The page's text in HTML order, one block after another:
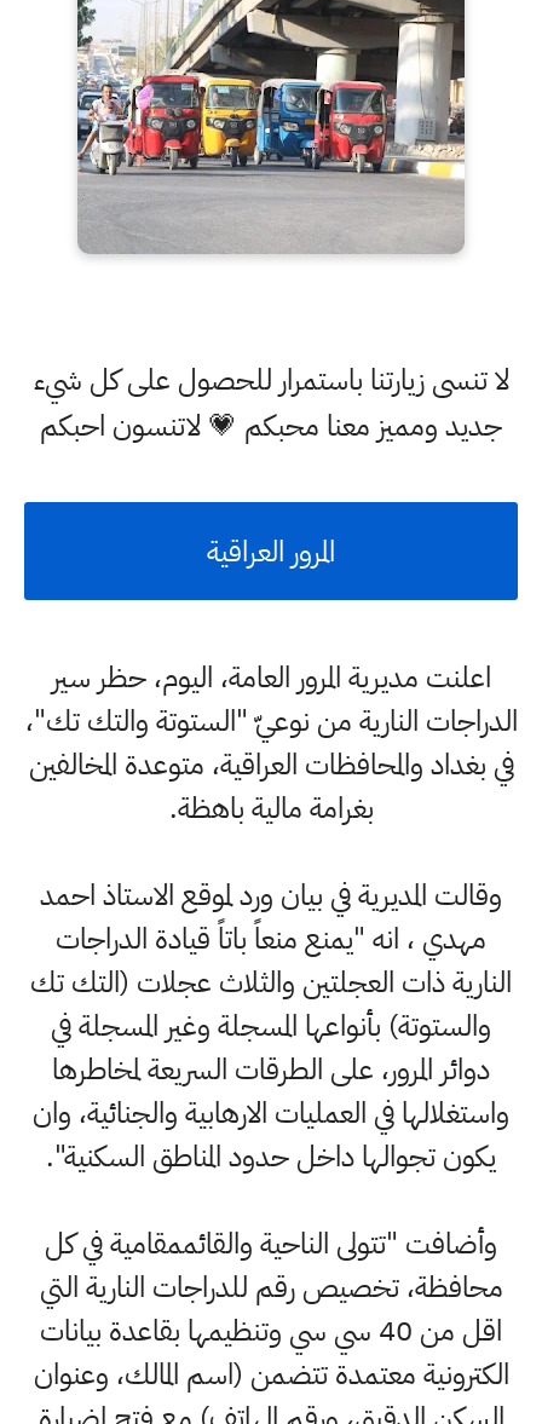
لا تنسى زيارتنا باستمرار للحصول على كل شيء
جديد ومميز معنا محبكم 💗 لاتنسون احبكم
المرور العراقية
اعلنت مديرية المرور العامة، اليوم، حظر سير
الدراجات النارية من نوعيّ "الستوتة والتك تك"،
في بغداد والمحافظات العراقية، متوعدة المخالفين
بغرامة مالية باهظة.
وقالت المديرية في بيان ورد لموقع الاستاذ احمد
مهدي ، انه "يمنع منعاً باتاً قيادة الدراجات
النارية ذات العجلتين والثلاث عجلات (التك تك
والستوتة) بأنواعها المسجلة وغير المسجلة في
دوائر المرور، على الطرقات السريعة لمخاطرها
واستغلالها في العمليات الارهابية والجنائية، وان
يكون تجوالها داخل حدود المناطق السكنية".
وأضافت "تتولى الناحية والقائممقامية في كل
محافظة، تخصيص رقم للدراجات النارية التي
اقل من 40 سي سي وتنظيمها بقاعدة بيانات
الكترونية معتمدة تتضمن (اسم المالك، وعنوان